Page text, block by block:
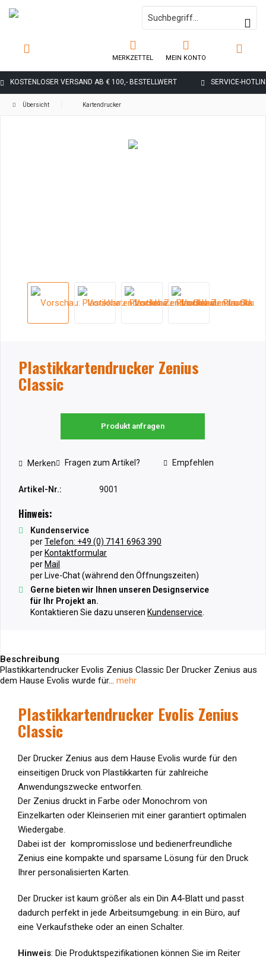
KOSTENLOSER VERSAND AB € 100,- BESTELLWERT SERVICE-
MERKZETTEL MEIN KONTO
Übersicht Kartendrucker
Plastikkartendrucker Zenius
Classic
Produkt anfragen
Merken Fragen zum Artikel? Empfehlen
Artikel-Nr.: 9001
Hinweis:
Kundenservice
perTelefon: +49 (0) 7141 6963 390
per Kontaktformular
per Mail
per Live-Chat (während den Öffnungszeiten)
Gerne bieten wir Ihnen unseren Designservice
für Ihr Projekt an.
Kontaktieren Sie dazu unseren Kundenservice
Beschreibung
Plastikkartendrucker Evolis Zenius Classic Der Drucker Zenius aus
dem Hause Evolis wurde für... mehr
Plastikkartendrucker Evolis Zenius
Classic
Der Drucker Zenius aus dem Hause Evolis wurde für den
einseitigen Druck von Plastikkarten für zahlreiche
Anwendungszwecke entworfen.
Der Zenius druckt in Farbe oder Monochrom von
Einzelkarten oder Kleinserien mit einer garantiert optimalen
Wiedergabe.
Dabei ist der kompromisslose und bedienerfreundliche
Zenius eine kompakte und sparsame Lösung für den Druck
Ihrer personalisierten Karten.
Der Drucker ist kaum größer als ein Din A4-Blatt und passt
dadurch perfekt in jede Arbeitsumgebung: in ein Büro, auf
eine Verkaufstheke oder an einen Schalter.
Hinweis: Die Produktspezifikationen können Sie im Reiter